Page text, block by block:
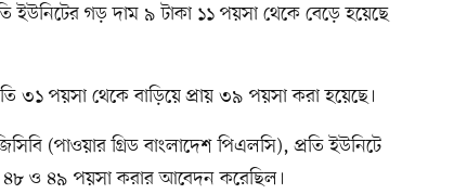
ইউনিটের গড় দাম ৯ টাকা ১১ পয়সা থেকে বেড়ে হয়েছে
৩১ পয়সা থেকে বাড়িয়ে প্রায় ৩৯ পয়সা করা হয়েছে।
(পাওয়ার গ্রিড বাংলাদেশ পিএলসি), প্রতি ইউনিটে
৪৮ ও ৪৯ পয়সা করার আবেদন করেছিল।